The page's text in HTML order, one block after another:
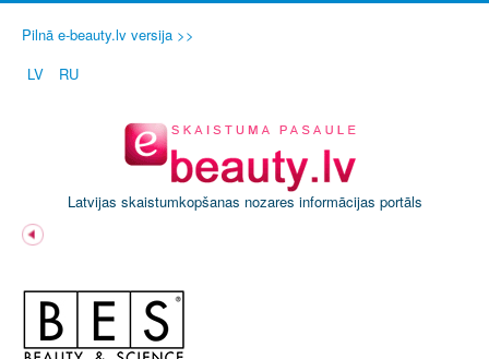
Pilnā e-beauty.lv versija >>
LV
RU
Latvijas skaistumkopšanas nozares informācijas portāls